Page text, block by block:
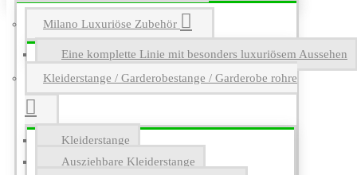
Milano Luxuriöse Zubehör
Eine komplette Linie mit besonders luxuriösem Aussehen
Kleiderstange / Garderobestange / Garderobe rohre
Kleiderstange
Ausziehbare Kleiderstange